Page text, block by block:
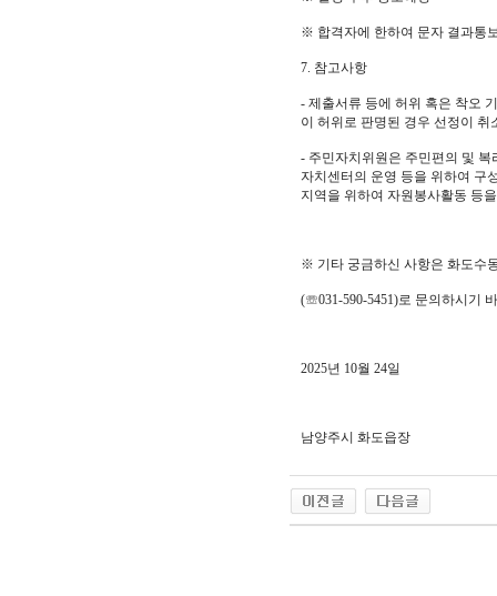
※ 합격자에 한하여 문자 결과통
7. 참고사항
- 제출서류 등에 허위 혹은 착오
이 허위로 판명된 경우 선정이 취
- 주민자치위원은 주민편의 및
자치센터의 운영 등을 위하여 구
지역을 위하여 자원봉사활동 등
※ 기타 궁금하신 사항은 화도수
(☏031-590-5451)로 문의하시기
2025년 10월 24일
남양주시 화도읍장